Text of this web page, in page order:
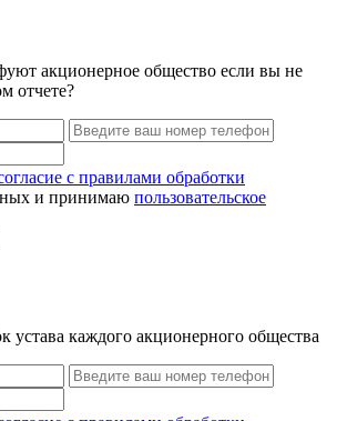
акционерное общество если вы не
отчете?
с правилами обработки
и принимаю пользовательское
устава каждого акционерного общества